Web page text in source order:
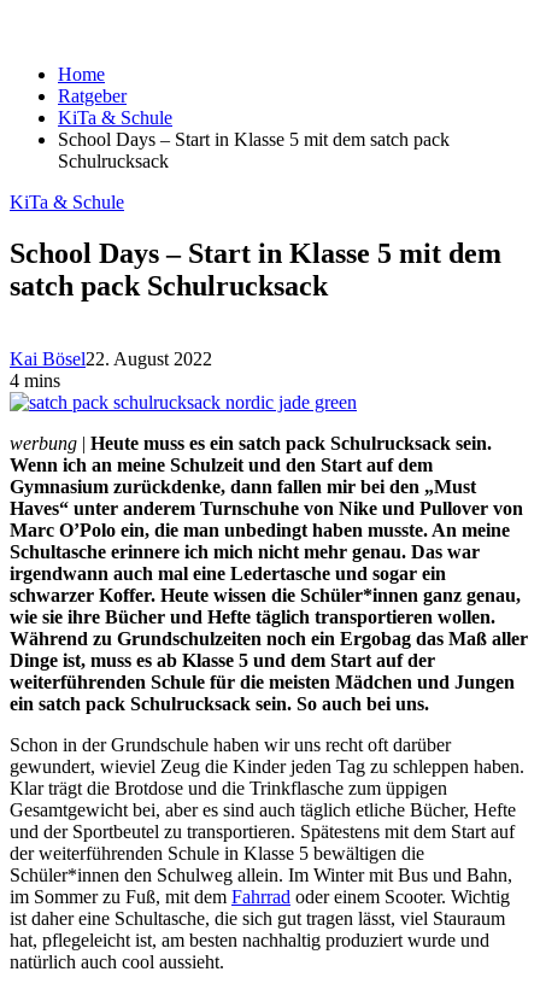
Home
Ratgeber
KiTa & Schule
School Days – Start in Klasse 5 mit dem satch pack
Schulrucksack
KiTa & Schule
School Days – Start in Klasse 5 mit dem
satch pack Schulrucksack
Kai Bösel22. August 2022
4 mins
werbung | Heute muss es ein satch pack Schulrucksack sein.
Wenn ich an meine Schulzeit und den Start auf dem
Gymnasium zurückdenke, dann fallen mir bei den „Must
Haves“ unter anderem Turnschuhe von Nike und Pullover von
Marc O’Polo ein, die man unbedingt haben musste. An meine
Schultasche erinnere ich mich nicht mehr genau. Das war
irgendwann auch mal eine Ledertasche und sogar ein
schwarzer Koffer. Heute wissen die Schüler*innen ganz genau,
wie sie ihre Bücher und Hefte täglich transportieren wollen.
Während zu Grundschulzeiten noch ein Ergobag das Maß aller
Dinge ist, muss es ab Klasse 5 und dem Start auf der
weiterführenden Schule für die meisten Mädchen und Jungen
ein satch pack Schulrucksack sein. So auch bei uns.
Schon in der Grundschule haben wir uns recht oft darüber
gewundert, wieviel Zeug die Kinder jeden Tag zu schleppen haben.
Klar trägt die Brotdose und die Trinkflasche zum üppigen
Gesamtgewicht bei, aber es sind auch täglich etliche Bücher, Hefte
und der Sportbeutel zu transportieren. Spätestens mit dem Start auf
der weiterführenden Schule in Klasse 5 bewältigen die
Schüler*innen den Schulweg allein. Im Winter mit Bus und Bahn,
im Sommer zu Fuß, mit dem Fahrrad oder einem Scooter. Wichtig
ist daher eine Schultasche, die sich gut tragen lässt, viel Stauraum
hat, pflegeleicht ist, am besten nachhaltig produziert wurde und
natürlich auch cool aussieht.